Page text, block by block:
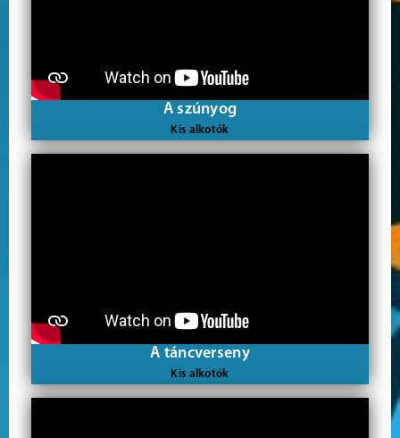
A szúnyog
Kis alkotók
A táncverseny
Kis alkotók